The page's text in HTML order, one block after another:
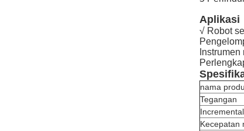
Aplikasi
√ Robot
Instrumen
nama
Tegangan
Kecepatan